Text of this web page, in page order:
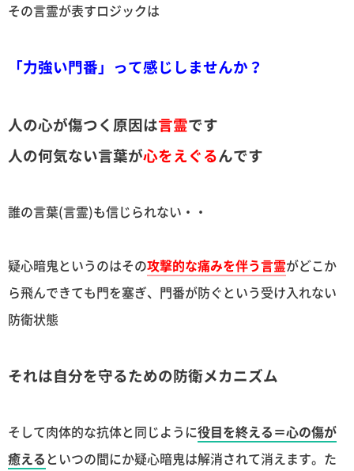
その言霊が表すロジックは
「力強い門番」って感じしませんか？
人の心が傷つく原因は言霊です
人の何気ない言葉が心をえぐるんです
誰の言葉(言霊)も信じられない・・
疑心暗鬼というのはその攻撃的な痛みを伴う言霊がどこか
ら飛んできても門を塞ぎ、門番が防ぐという受け入れない
防衛状態
それは自分を守るための防衛メカニズム
そして肉体的な抗体と同じように役目を終える＝心の傷が
癒えるといつの間にか疑心暗鬼は解消されて消えます。た